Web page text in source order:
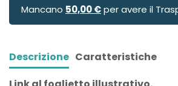
Mancano 50,00 €per avere il
Descrizione Caratteristiche